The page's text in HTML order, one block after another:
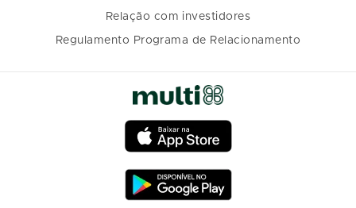
Relação com investidores
Regulamento Programa de Relacionamento